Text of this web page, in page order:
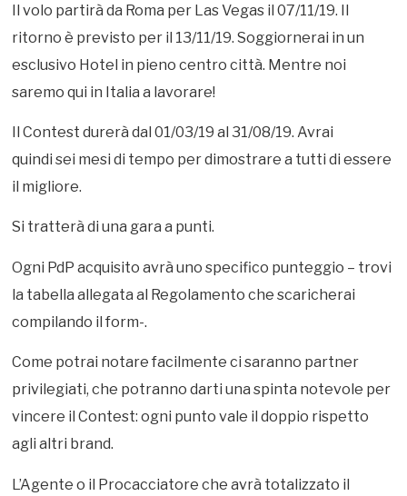
Il volo partirà da Roma per Las Vegas il 07/11/19. Il
ritorno è previsto per il 13/11/19. Soggiornerai in un
esclusivo Hotel in pieno centro città. Mentre noi
saremo qui in Italia a lavorare!
Il Contest durerà dal 01/03/19 al 31/08/19. Avrai
quindi sei mesi di tempo per dimostrare a tutti di essere
il migliore.
Si tratterà di una gara a punti.
Ogni PdP acquisito avrà uno specifico punteggio – trovi
la tabella allegata al Regolamento che scaricherai
compilando il form-.
Come potrai notare facilmente ci saranno partner
privilegiati, che potranno darti una spinta notevole per
vincere il Contest: ogni punto vale il doppio rispetto
agli altri brand.
L’Agente o il Procacciatore che avrà totalizzato il